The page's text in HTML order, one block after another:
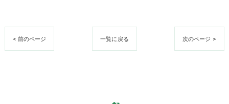
< 前のページ 一覧に戻る 次のページ >